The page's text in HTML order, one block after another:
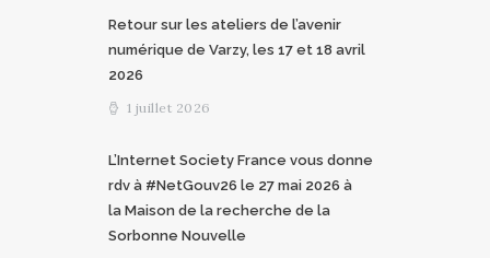
Retour sur les ateliers de l’avenir
numérique de Varzy, les 17 et 18 avril
2026
1 juillet 2026
L’Internet Society France vous donne
rdv à #NetGouv26 le 27 mai 2026 à
la Maison de la recherche de la
Sorbonne Nouvelle